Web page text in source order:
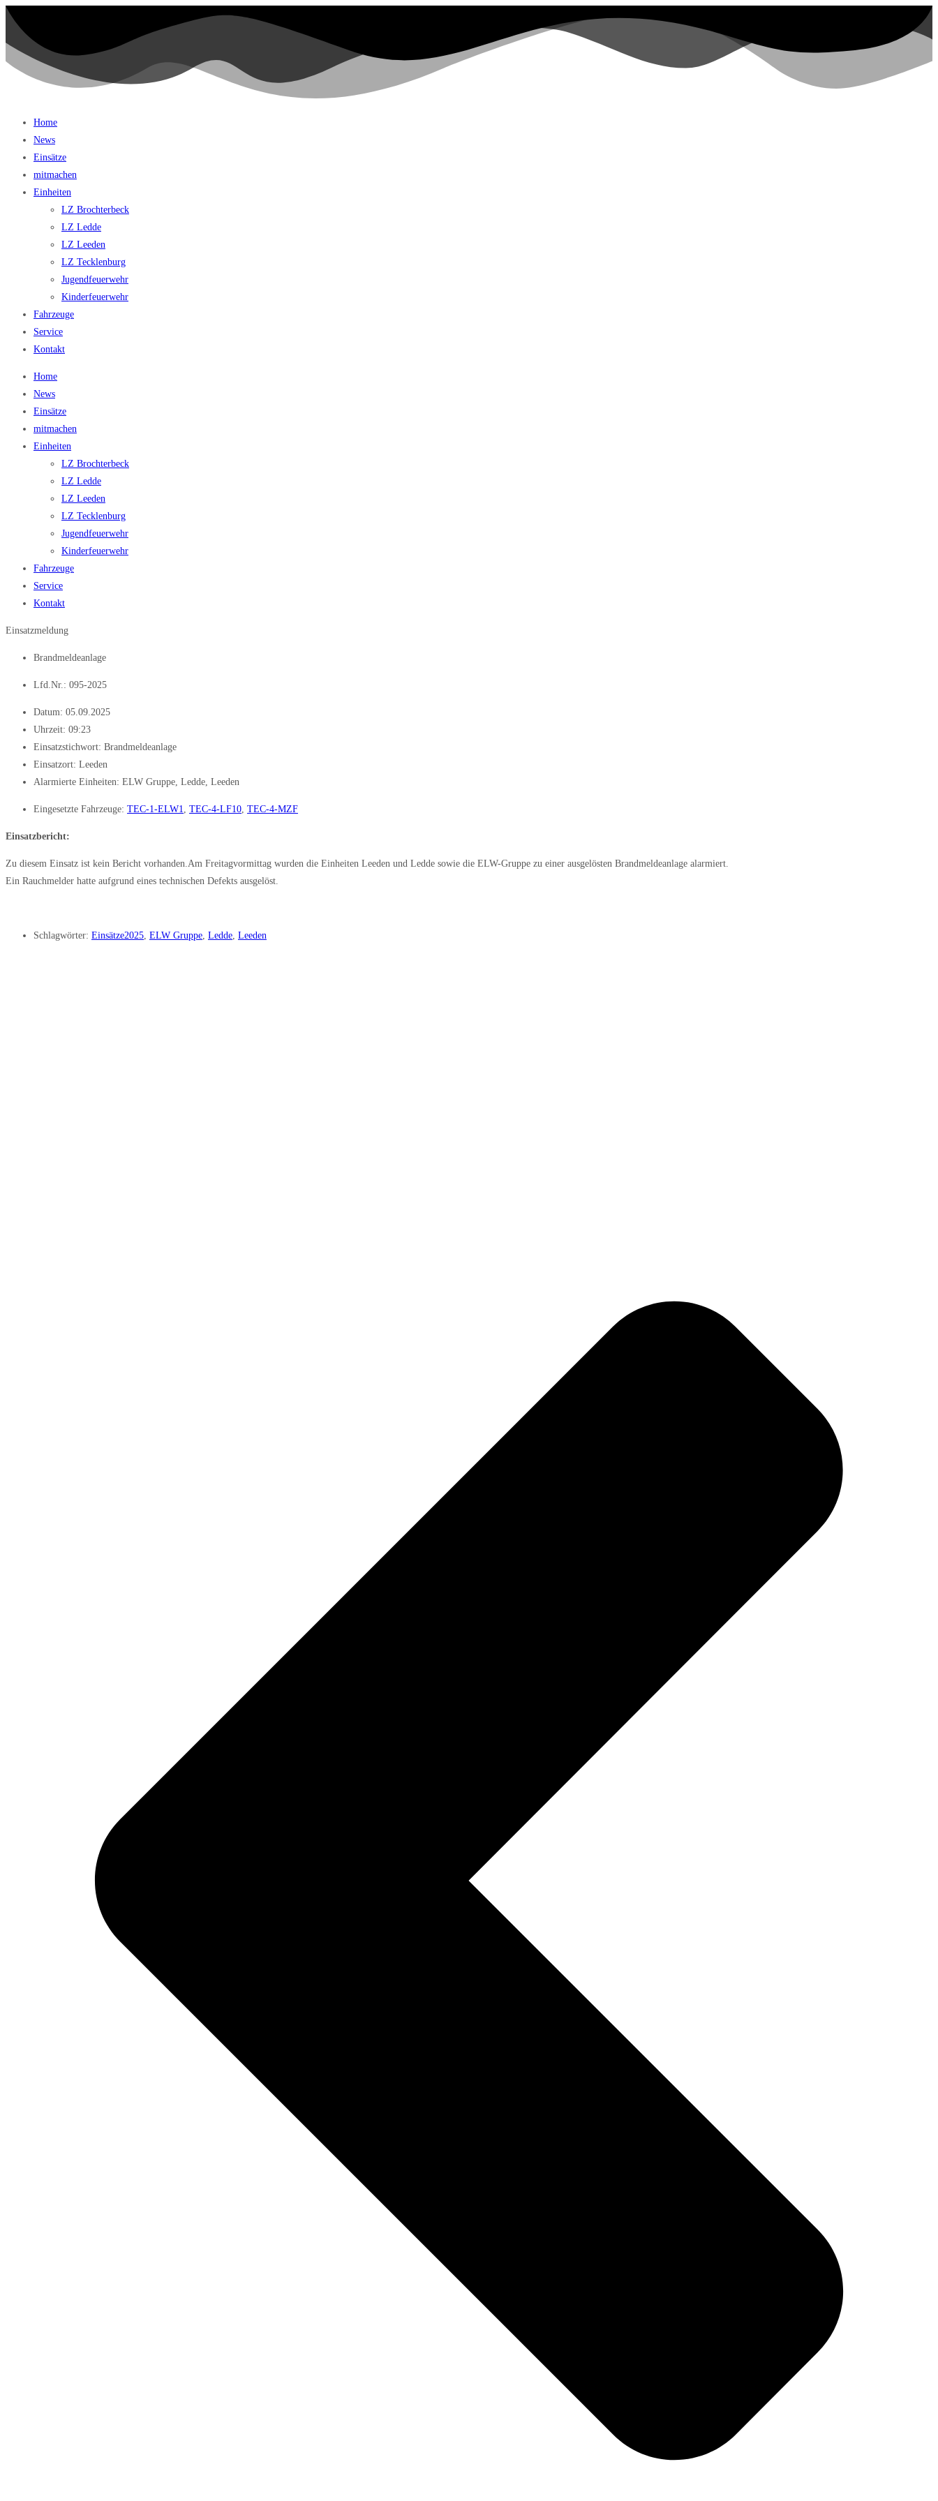
Home
News
Einsätze
mitmachen
Einheiten
LZ Brochterbeck
LZ Ledde
LZ Leeden
LZ Tecklenburg
Jugendfeuerwehr
Kinderfeuerwehr
Fahrzeuge
Service
Kontakt
Home
News
Einsätze
mitmachen
Einheiten
LZ Brochterbeck
LZ Ledde
LZ Leeden
LZ Tecklenburg
Jugendfeuerwehr
Kinderfeuerwehr
Fahrzeuge
Service
Kontakt
Einsatzmeldung
Brandmeldeanlage
Lfd.Nr.: 095-2025
Datum: 05.09.2025
Uhrzeit: 09:23
Einsatzstichwort: Brandmeldeanlage
Einsatzort: Leeden
Alarmierte Einheiten: ELW Gruppe Ledde Leeden
Eingesetzte Fahrzeuge: TEC-1-ELW1 TEC-4-LF10 TEC-4-MZF
Einsatzbericht:
Zu diesem Einsatz ist kein Bericht vorhanden.Am Freitagvormittag wurden die Einheiten Leeden und Ledde sowie die ELW-Gruppe zu einer ausgelösten Brandmeldeanlage alarmiert.
Ein Rauchmelder hatte aufgrund eines technischen Defekts ausgelöst.
Schlagwörter: Einsätze2025 ELW Gruppe Ledde Leeden